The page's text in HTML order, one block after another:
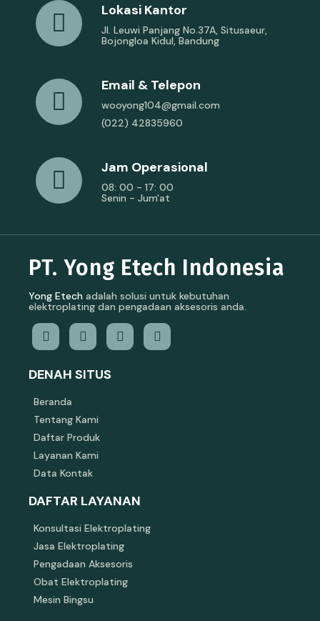
Lokasi Kantor
Jl. Leuwi Panjang No.37A, Situsaeur,
Bojongloa Kidul, Bandung
Email & Telepon
wooyong104@gmail.com
(022) 42835960
Jam Operasional
08: 00 - 17: 00
Senin - Jum'at
PT. Yong Etech Indonesia
Yong Etech adalah solusi untuk kebutuhan
elektroplating dan pengadaan aksesoris anda.
DENAH SITUS
Beranda
Tentang Kami
Daftar Produk
Layanan Kami
Data Kontak
DAFTAR LAYANAN
Konsultasi Elektroplating
Jasa Elektroplating
Pengadaan Aksesoris
Obat Elektroplating
Mesin Bingsu